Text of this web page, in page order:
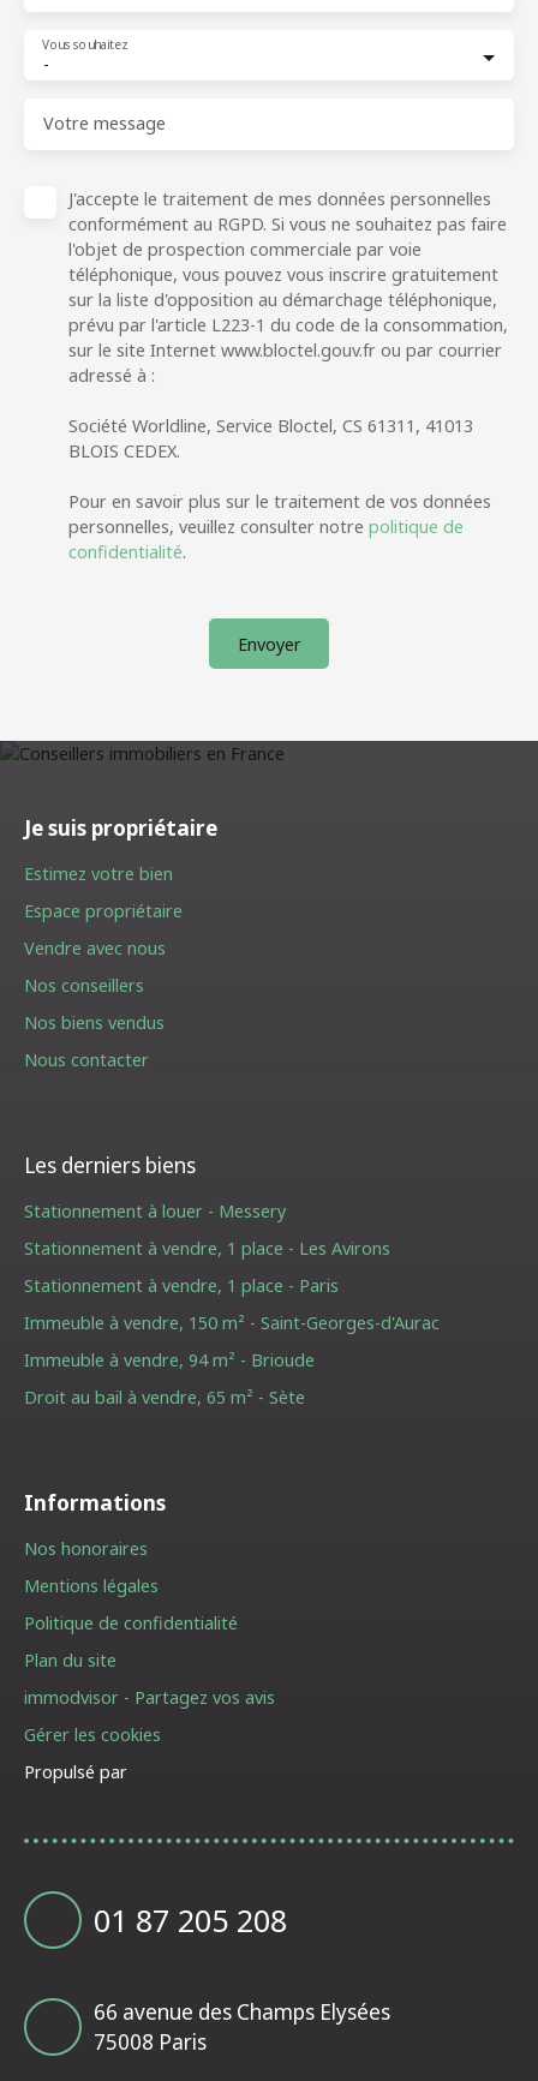
-
Vous souhaitez
Votre message
J'accepte le traitement de mes données personnelles
conformément au RGPD. Si vous ne souhaitez pas faire
l'objet de prospection commerciale par voie
téléphonique, vous pouvez vous inscrire gratuitement
sur la liste d'opposition au démarchage téléphonique,
prévu par l'article L223-1 du code de la consommation,
sur le site Internet www.bloctel.gouv.fr ou par courrier
adressé à :
Société Worldline, Service Bloctel, CS 61311, 41013
BLOIS CEDEX.
Pour en savoir plus sur le traitement de vos données
personnelles, veuillez consulter notre politique de
confidentialité.
Envoyer
Je suis propriétaire
Estimez votre bien
Espace propriétaire
Vendre avec nous
Nos conseillers
Nos biens vendus
Nous contacter
Les derniers biens
Stationnement à louer - Messery
Stationnement à vendre, 1 place - Les Avirons
Stationnement à vendre, 1 place - Paris
Immeuble à vendre, 150 m² - Saint-Georges-d'Aurac
Immeuble à vendre, 94 m² - Brioude
Droit au bail à vendre, 65 m² - Sète
Informations
Nos honoraires
Mentions légales
Politique de confidentialité
Plan du site
immodvisor - Partagez vos avis
Gérer les cookies
Propulsé par
01 87 205 208
66 avenue des Champs Elysées
75008 Paris